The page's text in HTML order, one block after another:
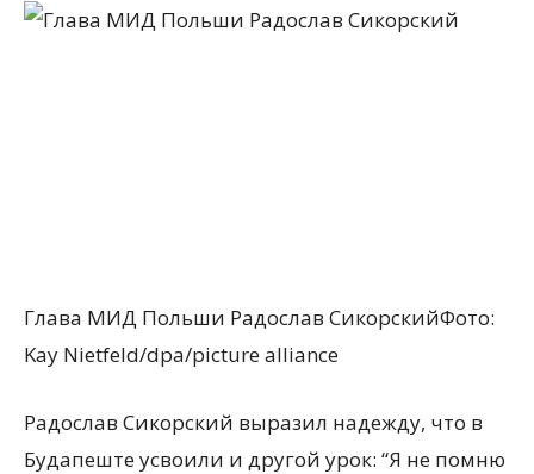
Глава МИД Польши Радослав СикорскийФото:
Kay Nietfeld/dpa/picture alliance
Радослав Сикорский выразил надежду, что в
Будапеште усвоили и другой урок: “Я не помню